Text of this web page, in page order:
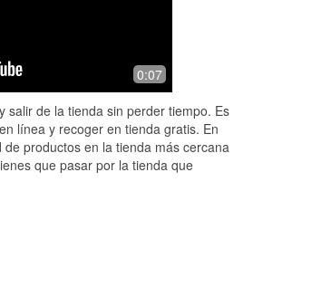
and the crew at O’Reilly are
best. Customer service
issue and went above an...
More
man and
0:07
salir de la tienda sin perder tiempo. Es
línea y recoger en tienda gratis. En
productos en la tienda más cercana
que pasar por la tienda que